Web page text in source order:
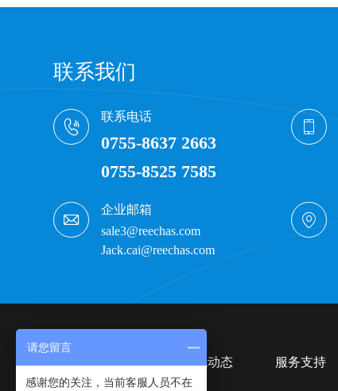
联系我们
联系电话
0755-8637 2663
0755-8525 7585
企业邮箱
sale3@reechas.com
Jack.cai@reechas.com
资讯动态 服务支持
请您留言
感谢您的关注，当前客服人员不在